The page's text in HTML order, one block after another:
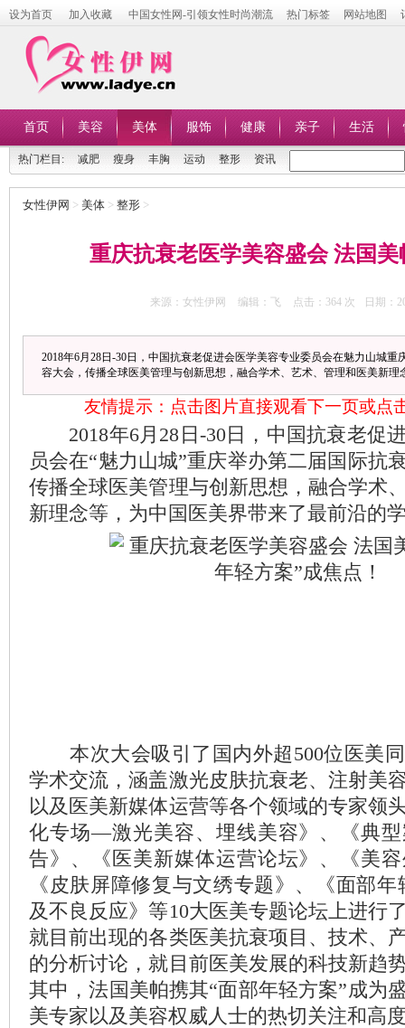
设为首页 加入收藏 中国女性网-引领女性时尚潮流 热门标签 网站地图
首页 美容 美体 服饰 健康 亲子 生活
热门栏目: 减肥 瘦身 丰胸 运动 整形 资讯
女性伊网 > 美体 > 整形 >
重庆抗衰老医学美容盛会 法国
来源：女性伊网 编辑：飞 点击： 364 次 日期：
2018年6月28日-30日，中国抗衰老促进会医学美容专业委员会在魅力山城重
容大会，传播全球医美管理与创新思想，融合学术、艺术、管理和医美新理
友情提示：点击图片直接观看下一页或点
2018年6月28日-30日，中国抗衰老促
员会在“魅力山城”重庆举办第二届国际抗
传播全球医美管理与创新思想，融合学术
新理念等，为中国医美界带来了最前沿的
本次大会吸引了国内外超500位医美同
学术交流，涵盖激光皮肤抗衰老、注射美
以及医美新媒体运营等各个领域的专家领
化专场—激光美容、埋线美容》、《典
告》、《医美新媒体运营论坛》、《美
《皮肤屏障修复与文绣专题》、《面部
及不良反应》等10大医美专题论坛上进行
就目前出现的各类医美抗衰项目、技术、
的分析讨论，就目前医美发展的科技新趋
其中，法国美帕携其“面部年轻方案”成为
美专家以及美容权威人士的热切关注和高